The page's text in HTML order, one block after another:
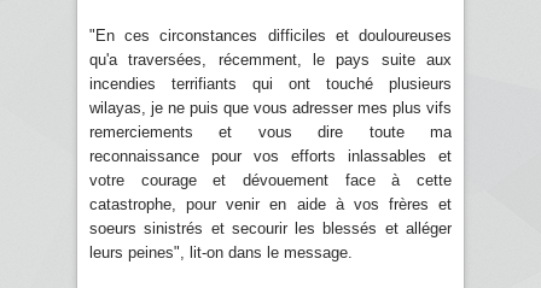
"En ces circonstances difficiles et douloureuses
qu'a traversées, récemment, le pays suite aux
incendies terrifiants qui ont touché plusieurs
wilayas, je ne puis que vous adresser mes plus vifs
remerciements et vous dire toute ma
reconnaissance pour vos efforts inlassables et
votre courage et dévouement face à cette
catastrophe, pour venir en aide à vos frères et
soeurs sinistrés et secourir les blessés et alléger
leurs peines", lit-on dans le message.